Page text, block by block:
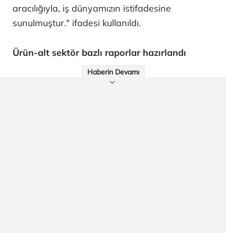
aracılığıyla, iş dünyamızın istifadesine
sunulmuştur." ifadesi kullanıldı.
Ürün-alt sektör bazlı raporlar hazırlandı
Haberin Devamı